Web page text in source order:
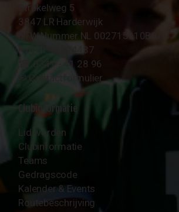
Strokelweg 5
3847 LR Harderwijk
BTW Nummer NL 002715910B01
KvK Nr 40094437
☎︎ 0341 - 41 28 96
✉︎ Contactformulier
Clubinformatie
Lid worden
Clubinformatie
Teams
Gedragscode
Kalender & Events
Routebeschrijving